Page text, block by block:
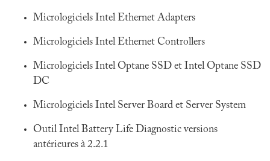
Micrologiciels Intel Ethernet Adapters
Micrologiciels Intel Ethernet Controllers
Micrologiciels Intel Optane SSD et Intel Optane SSD
DC
Micrologiciels Intel Server Board et Server System
Outil Intel Battery Life Diagnostic versions
antérieures à 2.2.1